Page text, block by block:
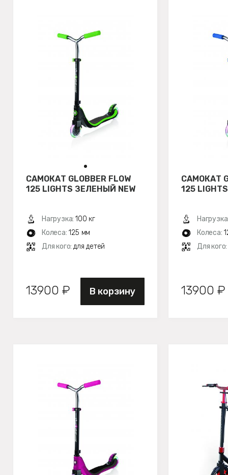
САМОКАТ GLOBBER FLOW
125 LIGHTS ЗЕЛЕНЫЙ NEW
Нагрузка: 100 кг
Колеса: 125 мм
Для кого: для детей
13900 ₽ В корзину
САМОКАТ
125
Колеса:
Для кого:
13900 ₽